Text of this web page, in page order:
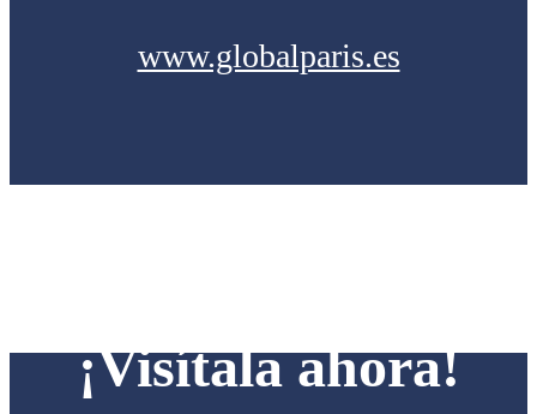
www.globalparis.es
¡Visítala ahora!